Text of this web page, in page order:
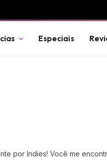
Especiais
por Indies! Você me